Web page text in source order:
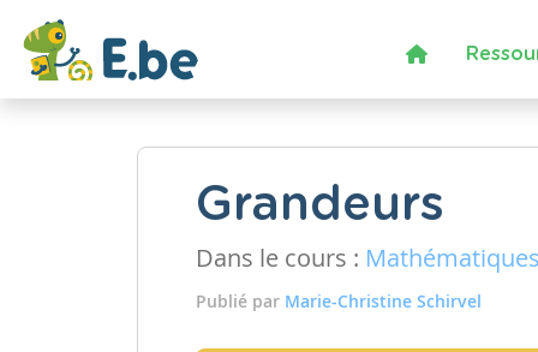
Grandeurs
Dans le cours :
Publié par Marie-Christine Schirvel